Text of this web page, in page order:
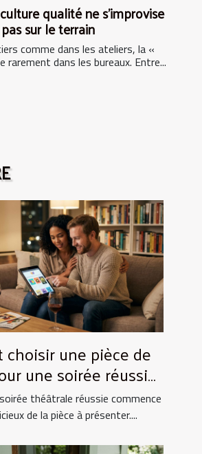
qualité ne s’improvise
pas sur le terrain
comme dans les ateliers, la «
rarement dans les bureaux. Entre...
choisir une pièce de
une soirée réussie
théâtrale réussie commence
de la pièce à présenter....